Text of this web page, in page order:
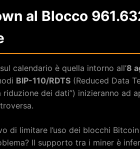
al Blocco
calendario è quella intorno all’8
BIP-110/RDTS (Reduced Data
riduzione dei dati”) inizieranno ad
di limitare l’uso dei blocchi
Il supporto tra i miner è